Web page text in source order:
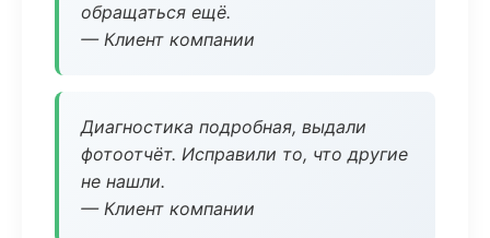
обращаться ещё.
— Клиент компании
Диагностика подробная, выдали
фотоотчёт. Исправили то, что другие
не нашли.
— Клиент компании